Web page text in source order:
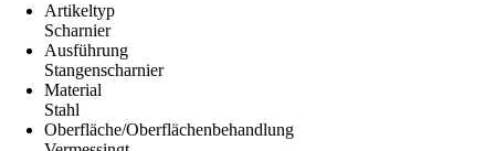
Artikeltyp
Scharnier
Ausführung
Stangenscharnier
Material
Stahl
Oberfläche/Oberflächenbehandlung